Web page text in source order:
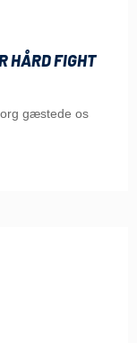
HÅRD FIGHT
gæstede os